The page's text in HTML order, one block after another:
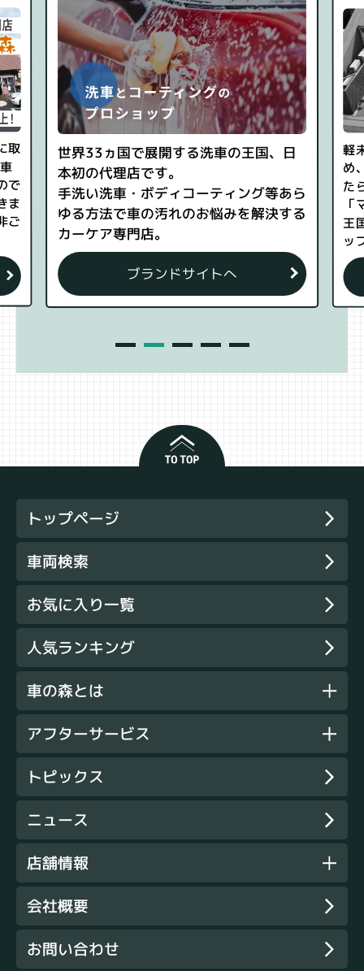
取
で
ま
ご
世界33ヵ国で展開する洗車の王国、日
本初の代理店です。
手洗い洗車・ボディコーティング等あら
ゆる方法で車の汚れのお悩みを解決する
カーケア専門店。
ブランドサイトへ
軽
め
た
王
ッ
トップページ
車両検索
お気に入り一覧
人気ランキング
車の森とは
アフターサービス
トピックス
ニュース
店舗情報
会社概要
お問い合わせ